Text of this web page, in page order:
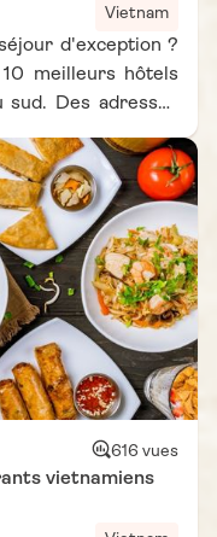
Vietnam
d'exception ?
meilleurs hôtels
Des adresses
une expérience
616 vues
vietnamiens